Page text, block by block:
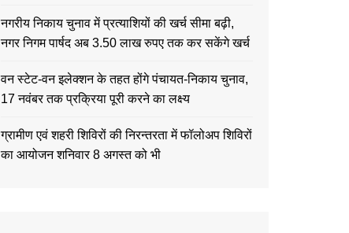
नगरीय निकाय चुनाव में प्रत्याशियों की खर्च सीमा बढ़ी,
नगर निगम पार्षद अब 3.50 लाख रुपए तक कर सकेंगे खर्च
वन स्टेट-वन इलेक्शन के तहत होंगे पंचायत-निकाय चुनाव,
17 नवंबर तक प्रक्रिया पूरी करने का लक्ष्य
ग्रामीण एवं शहरी शिविरों की निरन्तरता में फॉलोअप शिविरों
का आयोजन शनिवार 8 अगस्त को भी